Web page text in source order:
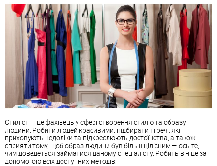
Стиліст — це фахівець у сфері створення стилю та образу
людини. Робити людей красивими, підбирати ті речі, які
приховують недоліки та підкреслюють достоїнства, а також
сприяти тому, щоб образ людини був більш цілісним — ось те,
чим доведеться займатися даному спеціалісту. Робить він це за
допомогою всіх доступних методів: